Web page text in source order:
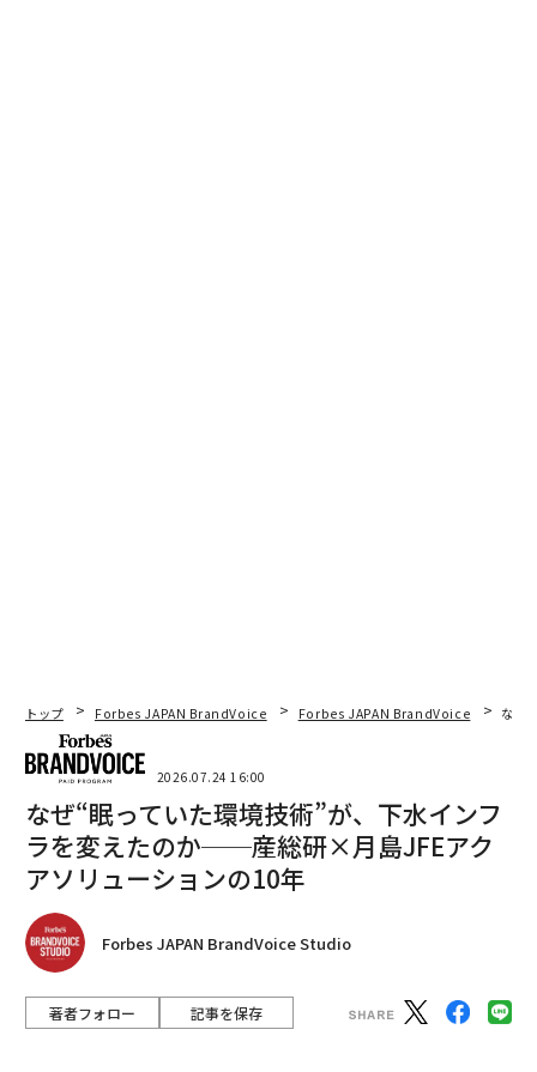
トップ Forbes JAPAN BrandVoice Forbes JAPAN BrandVoice なぜ
2026.07.24 16:00
なぜ“眠っていた環境技術”が、下水インフ
ラを変えたのか──産総研×月島JFEアク
アソリューションの10年
Forbes JAPAN BrandVoice Studio
著者フォロー 記事を保存